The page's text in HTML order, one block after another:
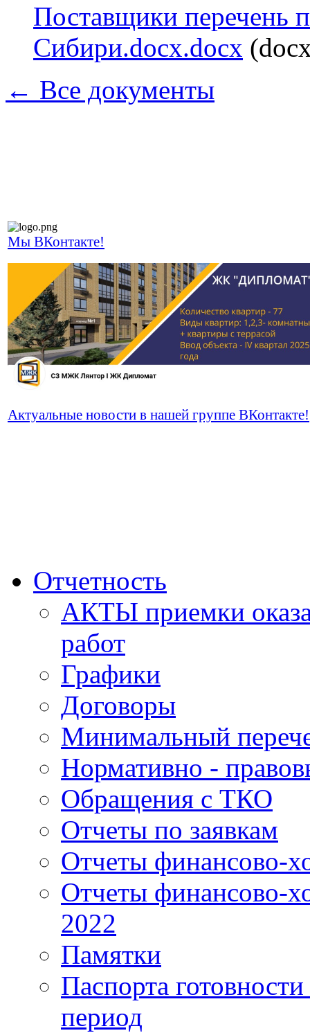
Поставщики перечень
Сибири.docx.docx
← Все документы
Мы ВКонтакте!
Актуальные новости в нашей группе ВКонтакте!
Отчетность
АКТЫ приемки
работ
Графики
Договоры
Минимальный
Нормативно -
Обращения с ТКО
Отчеты по заявкам
Отчеты финансово-
Отчеты финансово-
2022
Памятки
Паспорта
период